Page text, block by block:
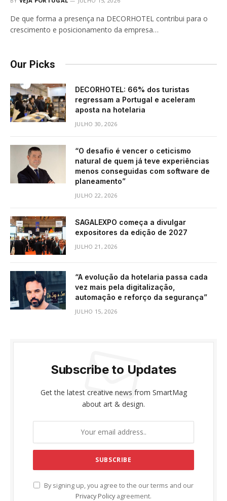
De que forma a presença na DECORHOTEL contribui para o
crescimento e posicionamento da empresa…
Our Picks
DECORHOTEL: 66% dos turistas
regressam a Portugal e aceleram
aposta na hotelaria
JULHO 30, 2026
“O desafio é vencer o ceticismo
natural de quem já teve experiências
menos conseguidas com software de
planeamento”
JULHO 22, 2026
SAGALEXPO começa a divulgar
expositores da edição de 2027
JULHO 21, 2026
“A evolução da hotelaria passa cada
vez mais pela digitalização,
automação e reforço da segurança”
JULHO 15, 2026
Subscribe to Updates
Get the latest creative news from SmartMag
about art & design.
By signing up, you agree to the our terms and our
Privacy Policy agreement.